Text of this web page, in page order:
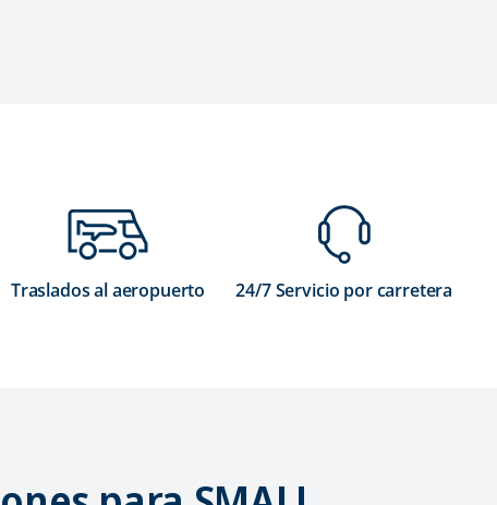
Traslados al aeropuerto 24/7 Servicio por carretera